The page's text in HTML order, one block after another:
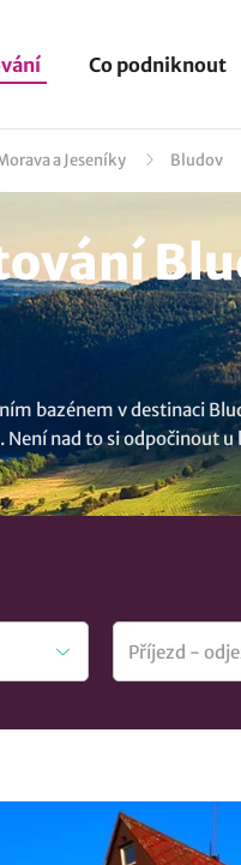
Co podniknout
a Jeseníky Bludov
bazénem v destinaci
nad to si odpočinout